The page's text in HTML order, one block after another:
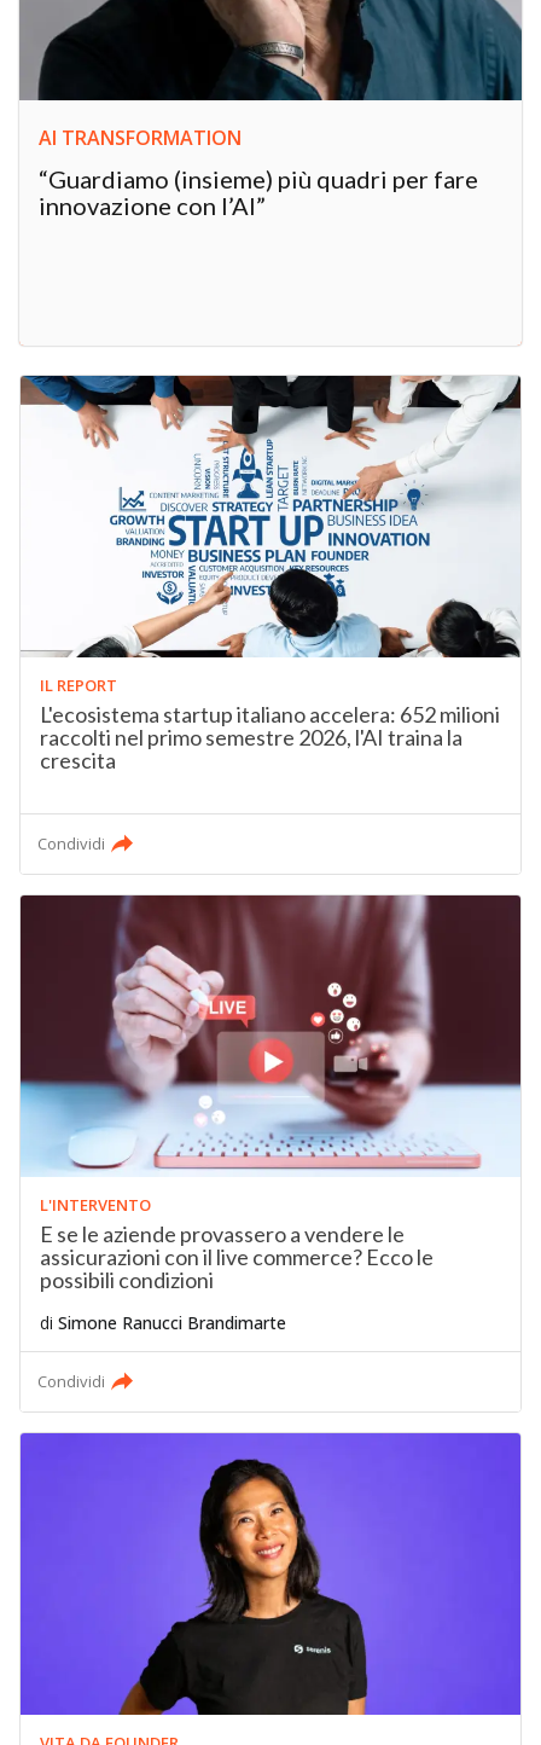
AI TRANSFORMATION
“Guardiamo (insieme) più quadri per fare
innovazione con l’AI”
IL REPORT
L'ecosistema startup italiano accelera: 652 milioni
raccolti nel primo semestre 2026, l'AI traina la
crescita
Condividi
L'INTERVENTO
E se le aziende provassero a vendere le
assicurazioni con il live commerce? Ecco le
possibili condizioni
di Simone Ranucci Brandimarte
Condividi